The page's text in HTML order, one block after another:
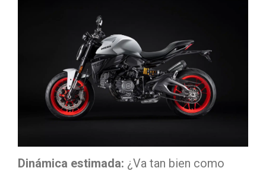
Dinámica estimada: ¿Va tan bien como